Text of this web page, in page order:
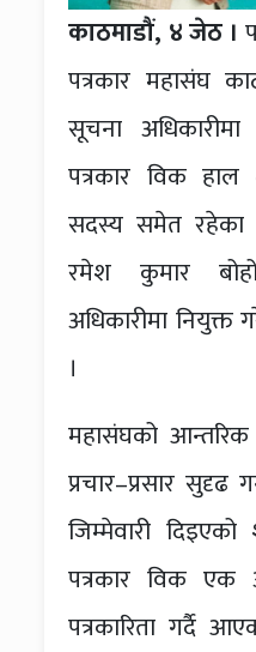
काठमाडौं, ४ जेठ ।
पत्रकार महासंघ
सूचना
पत्रकार विक हाल
सदस्य समेत
रमेश कुमार
अधिकारीमा नियुक्त
।
महासंघको
प्रचार–प्रसार सुदृढ
जिम्मेवारी
पत्रकार विक एक
पत्रकारिता गर्दै